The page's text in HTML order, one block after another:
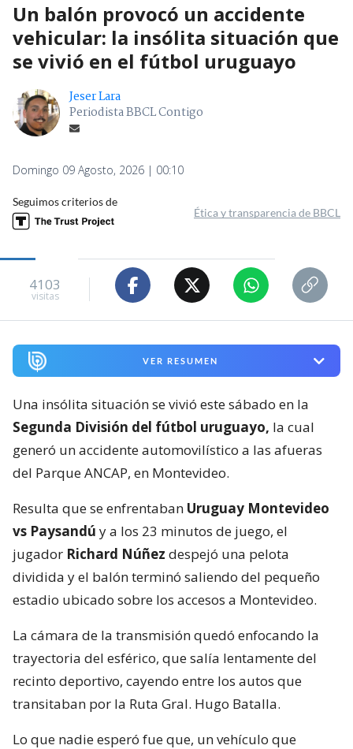
Un balón provocó un accidente
vehicular: la insólita situación que
se vivió en el fútbol uruguayo
Jeser Lara
Periodista BBCL Contigo
Domingo 09 Agosto, 2026 | 00:10
Seguimos criterios de
Ética y transparencia de BBCL
4103
visitas
VER RESUMEN
Una insólita situación se vivió este sábado en la
Segunda División del fútbol uruguayo, la cual
generó un accidente automovilístico a las afueras
del Parque ANCAP, en Montevideo.
Resulta que se enfrentaban Uruguay Montevideo
vs Paysandú y a los 23 minutos de juego, el
jugador Richard Núñez despejó una pelota
dividida y el balón terminó saliendo del pequeño
estadio ubicado sobre los accesos a Montevideo.
La cámara de la transmisión quedó enfocando la
trayectoria del esférico, que salía lentamente del
recinto deportivo, cayendo entre los autos que
transitaban por la Ruta Gral. Hugo Batalla.
Lo que nadie esperó fue que, un vehículo que